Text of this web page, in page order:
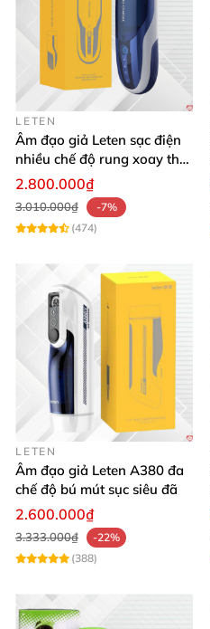
LETEN
Âm đạo giả Leten sạc điện
nhiều chế độ rung xoay thụt
rên rỉ
2.800.000₫
3.010.000₫
-7%
(474)
LETEN
Âm đạo giả Leten A380 đa
chế độ bú mút sục siêu đã
2.600.000₫
3.333.000₫
-22%
(388)